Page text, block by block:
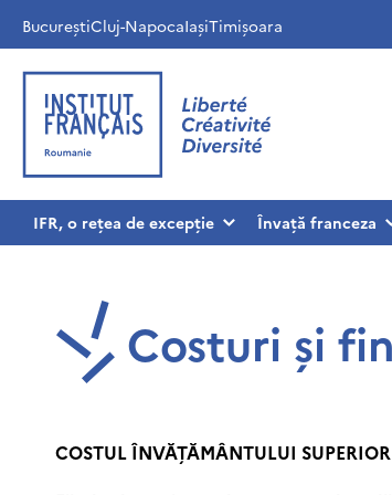
BucureștiCluj-NapocaIașiTimișoara
IFR, o rețea de excepție Învață franceza
Costuri și
COSTUL ÎNVĂȚĂMÂNTULUI